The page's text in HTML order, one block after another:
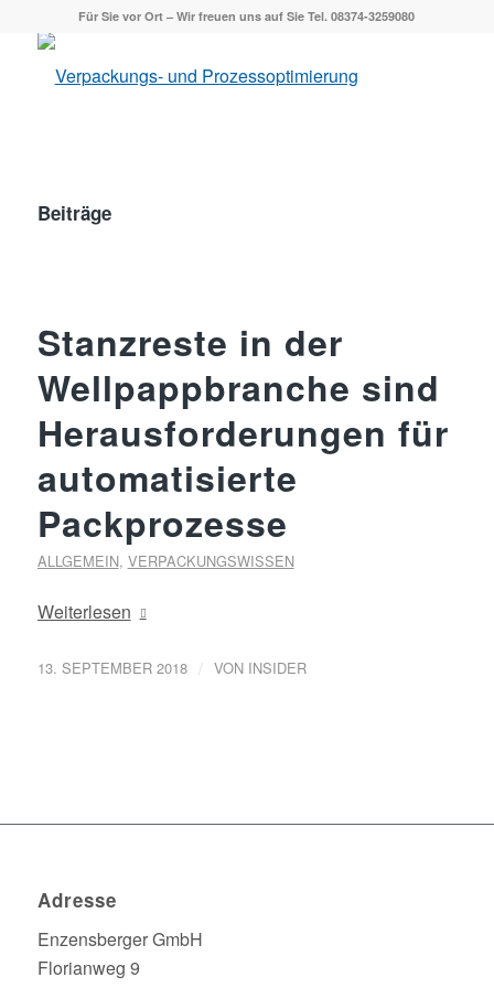
Für Sie vor Ort – Wir freuen uns auf Sie Tel. 08374-3259080
Beiträge
Stanzreste in der
Wellpappbranche sind
Herausforderungen für
automatisierte
Packprozesse
ALLGEMEIN, VERPACKUNGSWISSEN
Weiterlesen
13. SEPTEMBER 2018 / VON INSIDER
Adresse
Enzensberger GmbH
Florianweg 9